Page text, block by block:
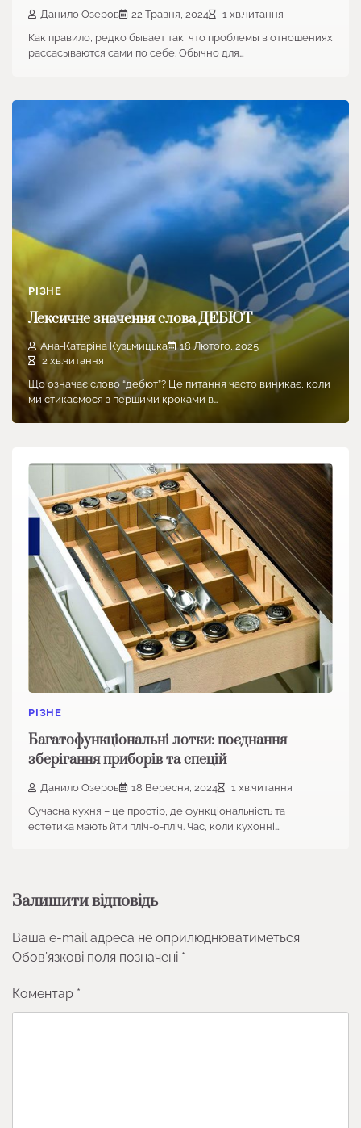
Данило Озеров 22 Травня, 2024
1 хв.читання
Как правило, редко бывает так, что проблемы в отношениях
рассасываются сами по себе. Обычно для…
РІЗНЕ
Лексичне значення слова ДЕБЮТ
Ана-Катаріна Кузьмицька
18 Лютого, 2025
2 хв.читання
Що означає слово “дебют”? Це питання часто виникає, коли
ми стикаємося з першими кроками в…
РІЗНЕ
Багатофункціональні лотки: поєднання
зберігання приборів та спецій
Данило Озеров 18 Вересня, 2024
1 хв.читання
Сучасна кухня – це простір, де функціональність та
естетика мають йти пліч-о-пліч. Час, коли кухонні…
Залишити відповідь
Ваша e-mail адреса не оприлюднюватиметься.
Обов’язкові поля позначені *
Коментар *